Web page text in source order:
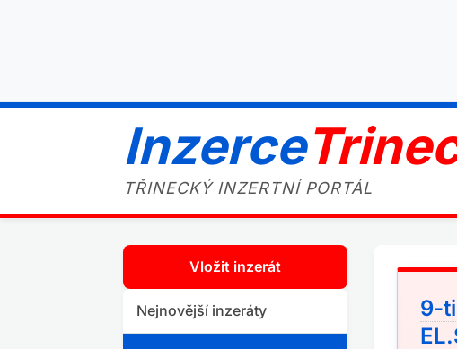
Inzerce
TŘINECKÝ INZERTNÍ PORTÁL
Vložit inzerát
Nejnovější inzeráty
9-ti